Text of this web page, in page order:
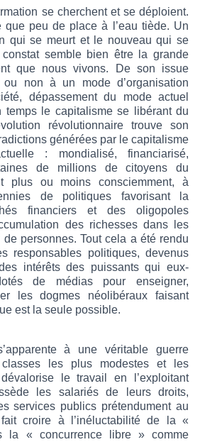
se cherchent et se déploient.
peu de place à l’eau tiède. Un
qui se meurt et le nouveau qui se
semble bien être la grande
que nous vivons. De son issue
non à un mode d’organisation
dépassement du mode actuel
temps le capitalisme se libérant du
révolutionnaire trouve son
générées par le capitalisme
: mondialisé, financiarisé,
de millions de citoyens du
plus ou moins consciemment, à
de politiques favorisant la
financiers et des oligopoles
des richesses dans les
de personnes. Tout cela a été rendu
responsables politiques, devenus
intérêts des puissants qui eux-
de médias pour enseigner,
les dogmes néolibéraux faisant
est la seule possible.
à une véritable guerre
les plus modestes et les
le travail en l’exploitant
les salariés de leurs droits,
services publics prétendument au
fait croire à l’inéluctabilité de la «
la « concurrence libre » comme